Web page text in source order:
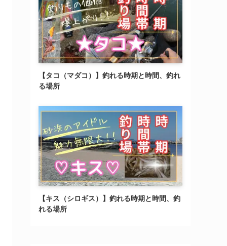
【タコ（マダコ）】釣れる時期と時間、釣れ
る場所
【キス（シロギス）】釣れる時期と時間、釣
れる場所